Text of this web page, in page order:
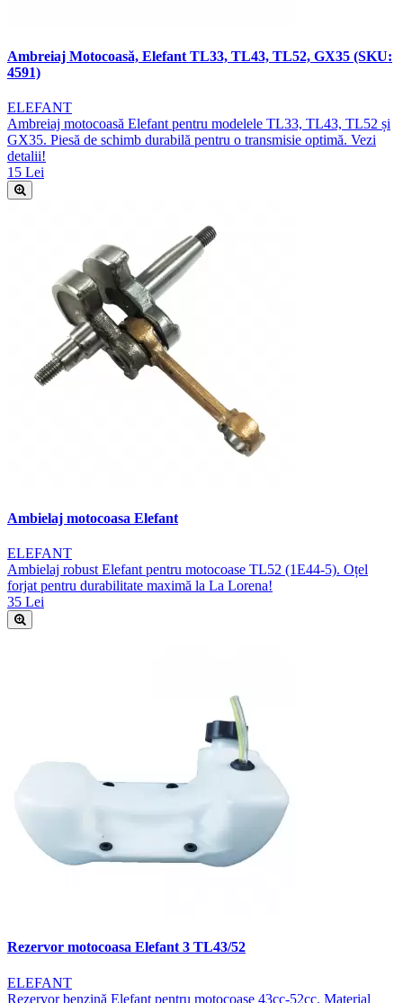
Ambreiaj Motocoasă, Elefant TL33, TL43, TL52, GX35 (SKU:
4591)
ELEFANT
Ambreiaj motocoasă Elefant pentru modelele TL33, TL43, TL52 și
GX35. Piesă de schimb durabilă pentru o transmisie optimă. Vezi
detalii!
15 Lei
Ambielaj motocoasa Elefant
ELEFANT
Ambielaj robust Elefant pentru motocoase TL52 (1E44-5). Oțel
forjat pentru durabilitate maximă la La Lorena!
35 Lei
Rezervor motocoasa Elefant 3 TL43/52
ELEFANT
Rezervor benzină Elefant pentru motocoase 43cc-52cc. Material